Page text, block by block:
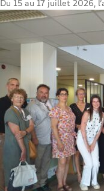
Du 15 au 17 juillet 2026,